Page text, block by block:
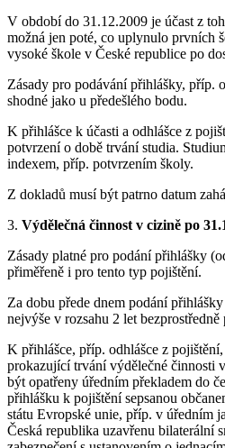
V období do 31.12.2009 je účast z
možná jen poté, co uplynulo prvních
vysoké škole v České republice po
Zásady pro podávání přihlášky, příp.
shodné jako u předešlého bodu.
K přihlášce k účasti a odhlášce z
potvrzení o době trvání studia.
indexem, příp. potvrzením školy.
Z dokladů musí být patrno datum
3. Výdělečná činnost v cizině po
Zásady platné pro podání přihlášky
přiměřeně i pro tento typ pojištění.
Za dobu přede dnem podání
nejvýše v rozsahu 2 let bezprostředně
K přihlášce, příp. odhlášce z
prokazující trvání výdělečné činnosti
být opatřeny úředním překladem do
přihlášku k pojištění sepsanou
státu Evropské unie, příp. v úředním
Česká republika uzavřenu bilaterální